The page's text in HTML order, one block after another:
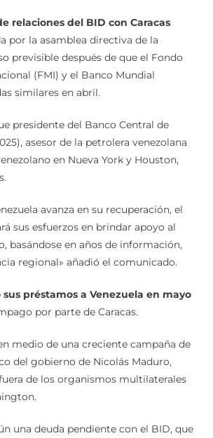
relaciones del BID con Caracas
por la asamblea directiva de la
previsible después de que el Fondo
(FMI) y el Banco Mundial
similares en abril.
presidente del Banco Central de
asesor de la petrolera venezolana
en Nueva York y Houston,
avanza en su recuperación, el
sus esfuerzos en brindar apoyo al
basándose en años de información,
regional» añadió el comunicado.
préstamos a Venezuela en mayo
por parte de Caracas.
medio de una creciente campaña de
del gobierno de Nicolás Maduro,
de los organismos multilaterales
una deuda pendiente con el BID, que